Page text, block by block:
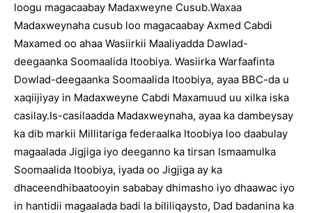
loogu magacaabay Madaxweyne Cusub.Waxaa
Madaxweynaha cusub loo magacaabay Axmed Cabdi
Maxamed oo ahaa Wasiirkii Maaliyadda Dawlad-
deegaanka Soomaalida Itoobiya. Wasiirka Warfaafinta
Dowlad-deegaanka Soomaalida Itoobiya, ayaa BBC-da u
xaqiijiyay in Madaxweyne Cabdi Maxamuud uu xilka iska
casilay.Is-casilaadda Madaxweynaha, ayaa ka dambeysay
ka dib markii Millitariga federaalka Itoobiya loo daabulay
magaalada Jigjiga iyo deeganno ka tirsan Ismaamulka
Soomaalida Itoobiya, iyada oo Jigjiga ay ka
dhaceendhibaatooyin sababay dhimasho iyo dhaawac iyo
in hantidii magaalada badi la bililiqaysto, Dad badanina ka